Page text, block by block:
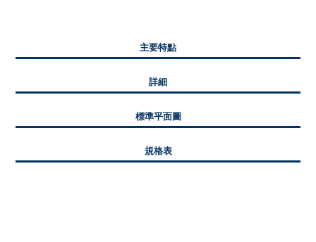
主要特點
詳細
標準平面圖
規格表